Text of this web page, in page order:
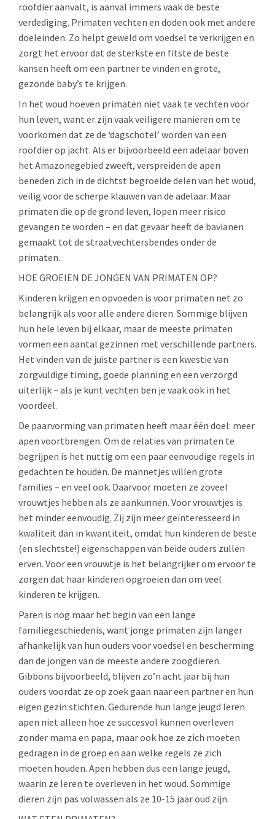
roofdier aanvalt, is aanval immers vaak de beste
verdediging. Primaten vechten en doden ook met andere
doeleinden. Zo helpt geweld om voedsel te verkrijgen en
zorgt het ervoor dat de sterkste en fitste de beste
kansen heeft om een partner te vinden en grote,
gezonde baby’s te krijgen.
In het woud hoeven primaten niet vaak te vechten voor
hun leven, want er zijn vaak veiligere manieren om te
voorkomen dat ze de ‘dagschotel’ worden van een
roofdier op jacht. Als er bijvoorbeeld een adelaar boven
het Amazonegebied zweeft, verspreiden de apen
beneden zich in de dichtst begroeide delen van het woud,
veilig voor de scherpe klauwen van de adelaar. Maar
primaten die op de grond leven, lopen meer risico
gevangen te worden – en dat gevaar heeft de bavianen
gemaakt tot de straatvechtersbendes onder de
primaten.
HOE GROEIEN DE JONGEN VAN PRIMATEN OP?
Kinderen krijgen en opvoeden is voor primaten net zo
belangrijk als voor alle andere dieren. Sommige blijven
hun hele leven bij elkaar, maar de meeste primaten
vormen een aantal gezinnen met verschillende partners.
Het vinden van de juiste partner is een kwestie van
zorgvuldige timing, goede planning en een verzorgd
uiterlijk – als je kunt vechten ben je vaak ook in het
voordeel.
De paarvorming van primaten heeft maar één doel: meer
apen voortbrengen. Om de relaties van primaten te
begrijpen is het nuttig om een paar eenvoudige regels in
gedachten te houden. De mannetjes willen grote
families – en veel ook. Daarvoor moeten ze zoveel
vrouwtjes hebben als ze aankunnen. Voor vrouwtjes is
het minder eenvoudig. Zij zijn meer geïnteresseerd in
kwaliteit dan in kwantiteit, omdat hun kinderen de beste
(en slechtste!) eigenschappen van beide ouders zullen
erven. Voor een vrouwtje is het belangrijker om ervoor te
zorgen dat haar kinderen opgroeien dan om veel
kinderen te krijgen.
Paren is nog maar het begin van een lange
familiegeschiedenis, want jonge primaten zijn langer
afhankelijk van hun ouders voor voedsel en bescherming
dan de jongen van de meeste andere zoogdieren.
Gibbons bijvoorbeeld, blijven zo’n acht jaar bij hun
ouders voordat ze op zoek gaan naar een partner en hun
eigen gezin stichten. Gedurende hun lange jeugd leren
apen niet alleen hoe ze succesvol kunnen overleven
zonder mama en papa, maar ook hoe ze zich moeten
gedragen in de groep en aan welke regels ze zich
moeten houden. Apen hebben dus een lange jeugd,
waarin ze leren te overleven in het woud. Sommige
dieren zijn pas volwassen als ze 10-15 jaar oud zijn.